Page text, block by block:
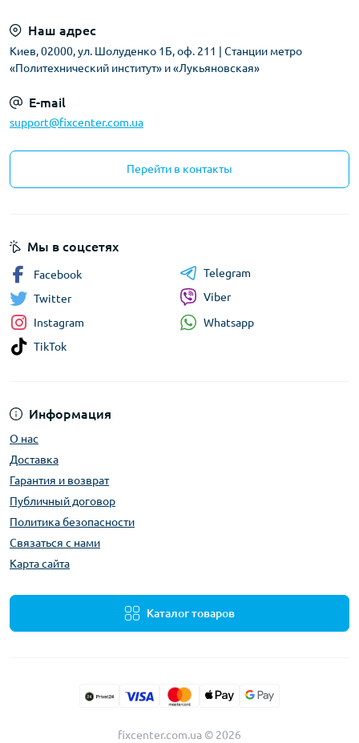
Наш адрес
Киев, 02000, ул. Шолуденко 1Б, оф. 211 | Станции метро
«Политехнический институт» и «Лукьяновская»
E-mail
support@fixcenter.com.ua
Перейти в контакты
Информация
О нас
Доставка
Гарантия и возврат
Публичный договор
Политика безопасности
Связаться с нами
Карта сайта
Каталог товаров
Мы в соцсетях
Facebook
Twitter
Instagram
TikTok
Telegram
Viber
Whatsapp
fixcenter.com.ua © 2026